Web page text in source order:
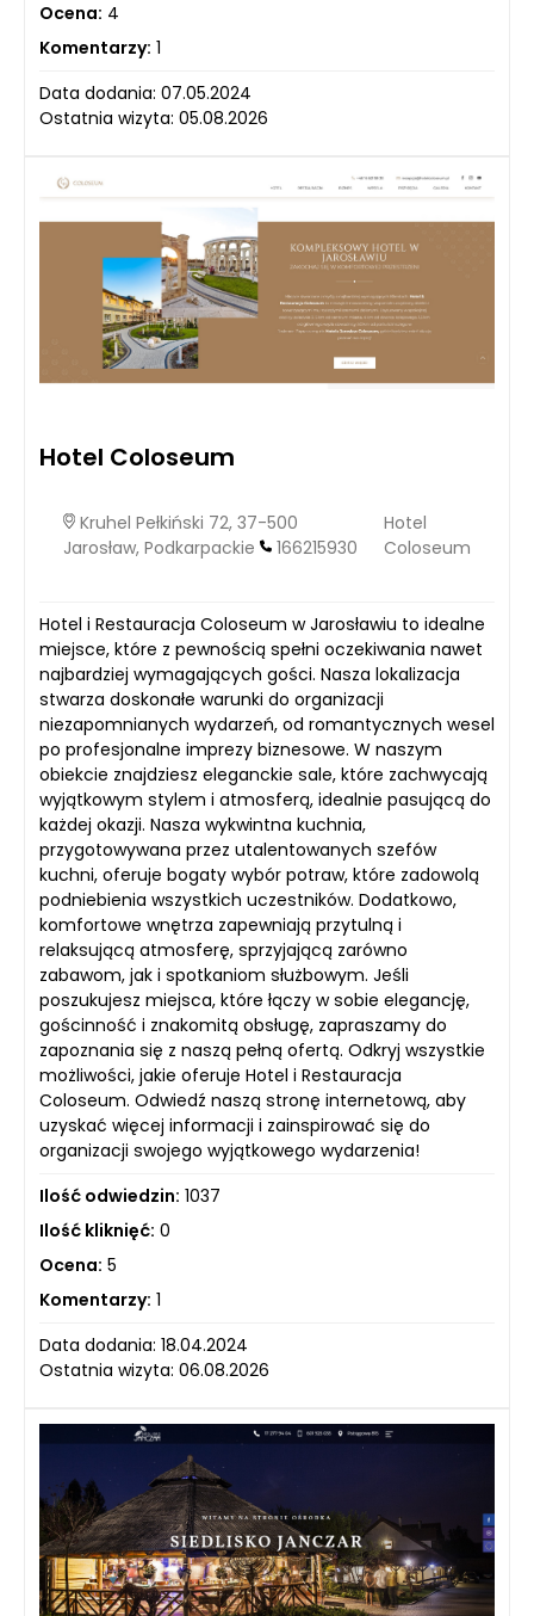
Ocena: 4
Komentarzy: 1
Data dodania: 07.05.2024
Ostatnia wizyta: 05.08.2026
Hotel Coloseum
Kruhel Pełkiński 72, 37-500
Jarosław, Podkarpackie
166215930
Hotel
Coloseum
Hotel i Restauracja Coloseum w Jarosławiu to idealne
miejsce, które z pewnością spełni oczekiwania nawet
najbardziej wymagających gości. Nasza lokalizacja
stwarza doskonałe warunki do organizacji
niezapomnianych wydarzeń, od romantycznych wesel
po profesjonalne imprezy biznesowe. W naszym
obiekcie znajdziesz eleganckie sale, które zachwycają
wyjątkowym stylem i atmosferą, idealnie pasującą do
każdej okazji. Nasza wykwintna kuchnia,
przygotowywana przez utalentowanych szefów
kuchni, oferuje bogaty wybór potraw, które zadowolą
podniebienia wszystkich uczestników. Dodatkowo,
komfortowe wnętrza zapewniają przytulną i
relaksującą atmosferę, sprzyjającą zarówno
zabawom, jak i spotkaniom służbowym. Jeśli
poszukujesz miejsca, które łączy w sobie elegancję,
gościnność i znakomitą obsługę, zapraszamy do
zapoznania się z naszą pełną ofertą. Odkryj wszystkie
możliwości, jakie oferuje Hotel i Restauracja
Coloseum. Odwiedź naszą stronę internetową, aby
uzyskać więcej informacji i zainspirować się do
organizacji swojego wyjątkowego wydarzenia!
Ilość odwiedzin: 1037
Ilość kliknięć: 0
Ocena: 5
Komentarzy: 1
Data dodania: 18.04.2024
Ostatnia wizyta: 06.08.2026